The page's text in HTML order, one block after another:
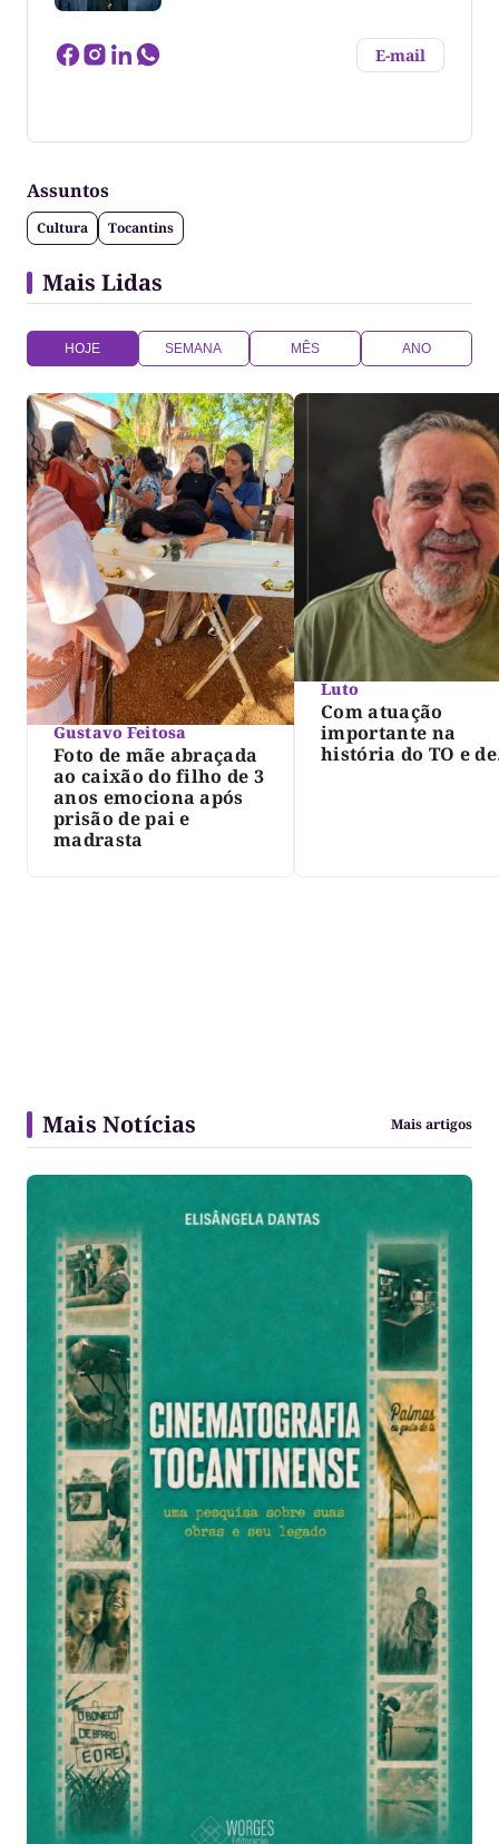
E-mail
Publicidade e Propaganda (UP - Curitiba),
PUC-PR e Cultura e Antropologia pela UFT. Produtor
Cultural, atuou como professor universitário e tem
publicações no Brasil e no exterior. Atua nas áreas
Assuntos
Cultura Tocantins
Mais Lidas
HOJE SEMANA MÊS ANO
Gustavo Feitosa
Foto de mãe abraçada
ao caixão do filho de 3
anos emociona após
prisão de pai e
madrasta
Luto
Com atuação
importante na
história do TO e de
Mais Notícias Mais artigos